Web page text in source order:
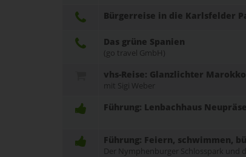
Bürgerreise in die Karlsfelder
Das grüne Spanien
(go travel GmbH)
vhs-Reise: Glanzlichter
mit Sigi Weber
Führung: Lenbachhaus
Führung: Feiern, schwimmen,
Der Nymphenburger Schlosspark und